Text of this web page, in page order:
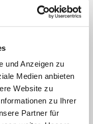
und Anzeigen zu
Medien anbieten
Website zu
zu Ihrer
Partner für
quo invasiver
Konsistenz
(Dissertation